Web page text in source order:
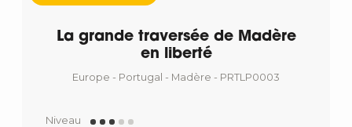
La grande traversée de Madère
en liberté
Europe - Portugal - Madère - PRTLP0003
Niveau